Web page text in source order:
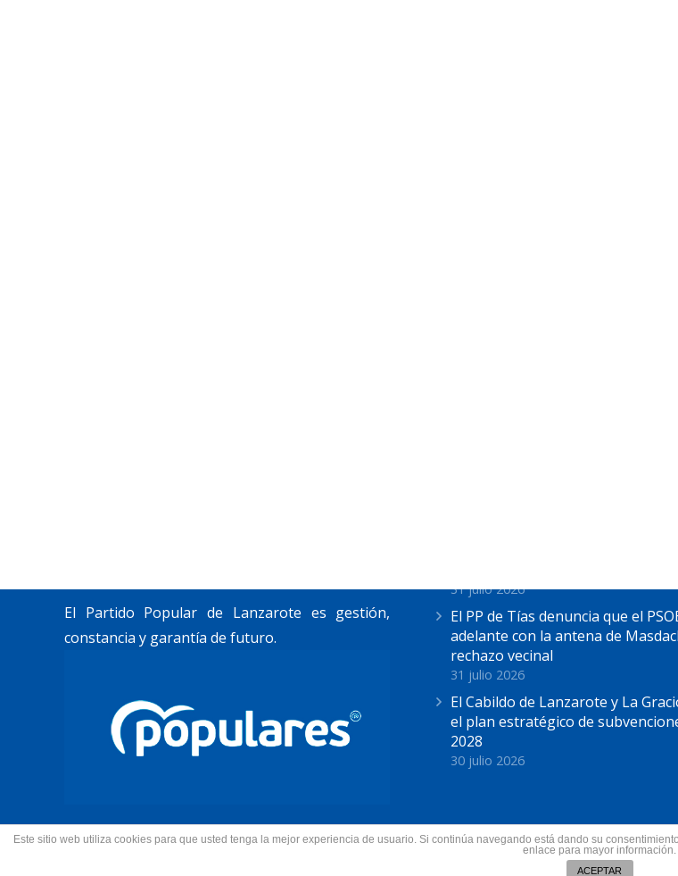
El Partido Popular de Lanzarote es gestión,
constancia y garantía de futuro.
31 julio 2026
El PP de Tías denuncia que el
adelante con la antena de
rechazo vecinal
31 julio 2026
El Cabildo de Lanzarote y La
el plan estratégico de
2028
30 julio 2026
© 2022 Partido Popular de Lanzarote.
Este sitio web utiliza cookies para que usted tenga la mejor experiencia de usuario. Si continúa navegando está dando su
enlace para mayor información.
ACEPTAR